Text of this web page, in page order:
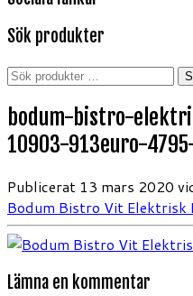
Sök produkter
Sök
bodum-bistro-
10903-913euro-
Publicerat 13 mars 2020
Bodum Bistro Vit Elektrisk
Lämna en kommentar